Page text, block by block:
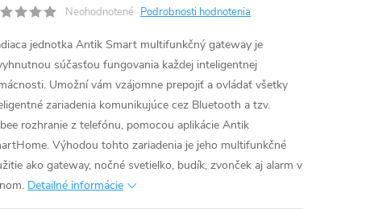
Neohodnotené Podrobnosti hodnotenia
jednotka Antik Smart multifunkčný gateway je
súčasťou fungovania každej inteligentnej
Umožní vám vzájomne prepojiť a ovládať všetky
zariadenia komunikujúce cez Bluetooth a tzv.
rozhranie z telefónu, pomocou aplikácie Antik
Výhodou tohto zariadenia je jeho multifunkčné
ako gateway, nočné svetielko, budík, zvonček aj alarm v
Detailné informácie